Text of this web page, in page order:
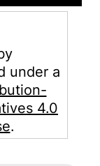
under a
4.0
.